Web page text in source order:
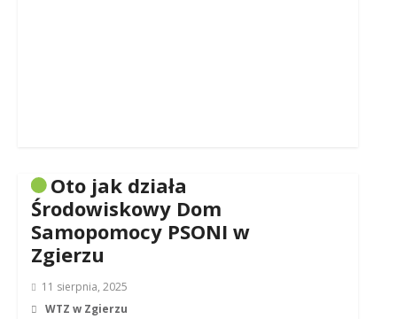
Oto jak działa
Środowiskowy Dom
Samopomocy PSONI w
Zgierzu
11 sierpnia, 2025
WTZ w Zgierzu